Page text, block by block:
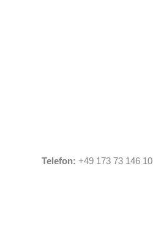
Telefon: +49 173 73 146 10